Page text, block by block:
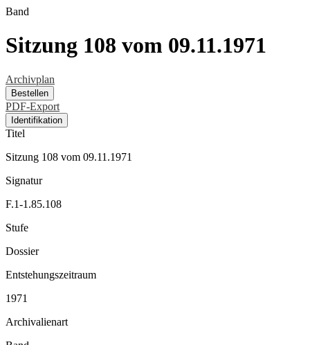
Band
Sitzung 108 vom 09.11.1971
Archivplan
Bestellen
PDF-Export
Identifikation
Titel
Sitzung 108 vom 09.11.1971
Signatur
F.1-1.85.108
Stufe
Dossier
Entstehungszeitraum
1971
Archivalienart